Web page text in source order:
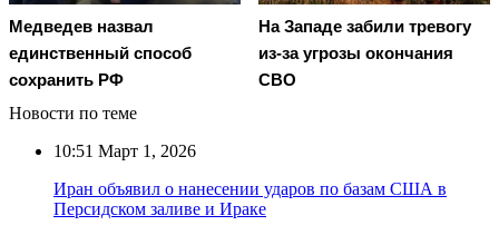
Медведев назвал
единственный способ
сохранить РФ
На Западе забили тревогу
из-за угрозы окончания
СВО
Новости по теме
10:51 Март 1, 2026
Иран объявил о нанесении ударов по базам США в
Персидском заливе и Ираке